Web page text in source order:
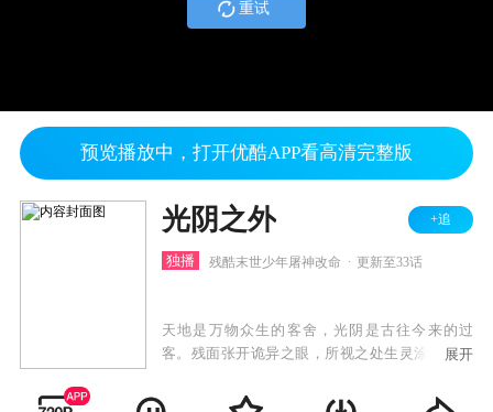
重试
预览播放中，打开优酷APP看高清完整版
光阴之外 +追
独播 残酷末世少年屠神改命 更新至33话
天地是万物众生的客舍，光阴是古往今来的过
客。残面张开诡异之眼，所视之处生灵涂炭，化
许青为生存狠辣前行。
展开